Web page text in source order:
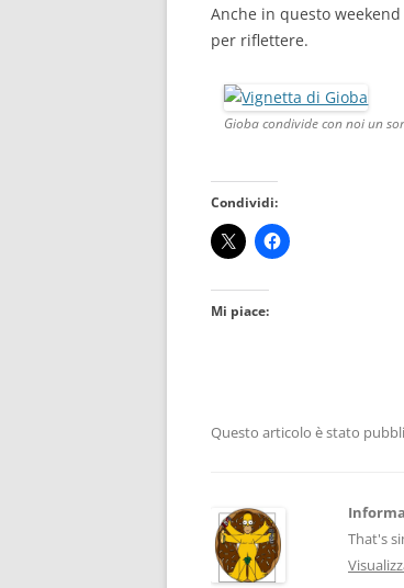
Anche in questo
per riflettere.
Gioba condivide con noi un
Condividi:
Mi piace:
Questo articolo è stato
That's